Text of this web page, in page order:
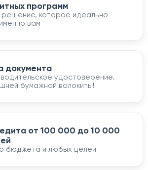
программ
которое идеально
вам
документа
удостоверение.
бумажной волокиты!
от 100 000 до 10 000
бюджета и любых целей